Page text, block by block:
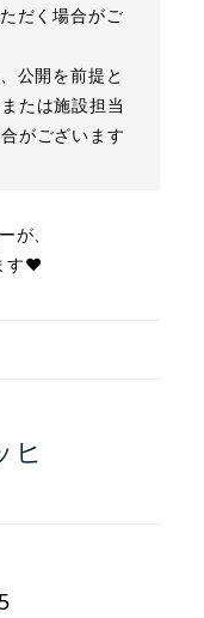
だく場合がご
公開を前提と
たは施設担当
がございます
が、
す❤︎
ヒ